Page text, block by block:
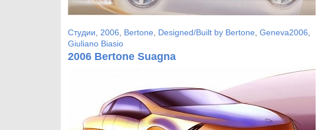
Студии 2006 Bertone Designed/Built by Bertone Geneva2006
Giuliano Biasio
2006 Bertone Suagna